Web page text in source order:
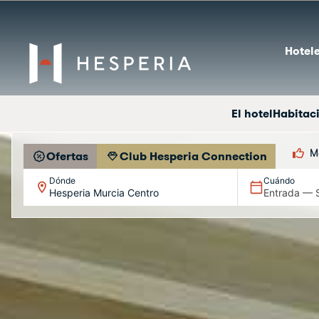
El hotel
Ofertas Club Hesperia Connection
Dónde
Hesperia Murcia Centro
Cuándo
Entrada —